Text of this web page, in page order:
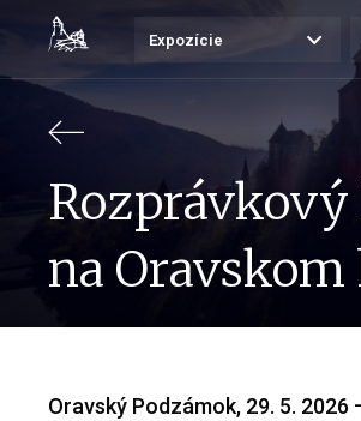
Expozície
Rozprávkový
na Oravskom
Oravský Podzámok, 29. 5. 2026